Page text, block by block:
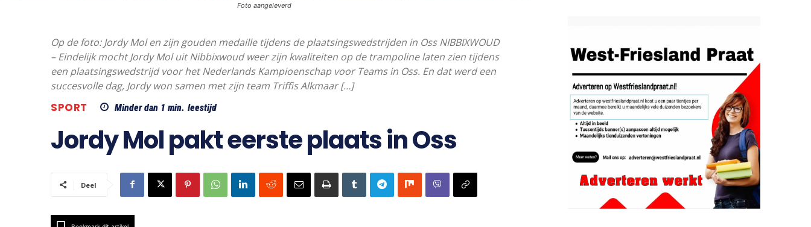
Foto aangeleverd
Op de foto: Jordy Mol en zijn gouden medaille tijdens de plaatsingswedstrijden in Oss NIBBIXWOUD
– Eindelijk mocht Jordy Mol uit Nibbixwoud weer zijn kwaliteiten op de trampoline laten zien tijdens
een plaatsingswedstrijd voor het Nederlands Kampioenschap voor Teams in Oss. En dat werd een
succesvolle dag, Jordy won samen met zijn team Triffis Alkmaar […]
SPORT Minder dan 1 min. leestijd
Jordy Mol pakt eerste plaats in Oss
Deel